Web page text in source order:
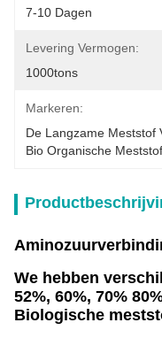
7-10 Dagen
Levering Vermogen:
1000tons
Markeren:
De Langzame Meststof
Bio Organische Meststof
We hebben
52%, 60%, 70%
Biologische